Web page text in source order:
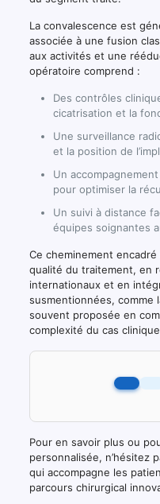
La convalescence est
associée à une fusion
aux activités et une
opératoire comprend :
Des contrôles
cicatrisation et la
Une surveillance
et la position de
Un
pour optimiser la
Un suivi à distance
équipes soignantes
Ce cheminement
qualité du traitement, en
internationaux et en
susmentionnées, comme
souvent proposée en
complexité du cas
Pour en savoir plus ou
personnalisée, n’hésitez
qui accompagne les
parcours chirurgical